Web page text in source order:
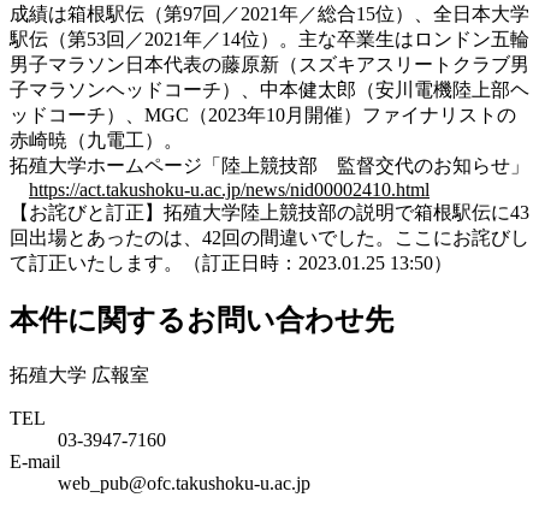
成績は箱根駅伝（第97回／2021年／総合15位）、全日本大学
駅伝（第53回／2021年／14位）。主な卒業生はロンドン五輪
男子マラソン日本代表の藤原新（スズキアスリートクラブ男
子マラソンヘッドコーチ）、中本健太郎（安川電機陸上部ヘ
ッドコーチ）、MGC（2023年10月開催）ファイナリストの
赤崎暁（九電工）。
拓殖大学ホームページ「陸上競技部 監督交代のお知らせ」
https://act.takushoku-u.ac.jp/news/nid00002410.html
【お詫びと訂正】拓殖大学陸上競技部の説明で箱根駅伝に43
回出場とあったのは、42回の間違いでした。ここにお詫びし
て訂正いたします。（訂正日時：2023.01.25 13:50）
本件に関するお問い合わせ先
拓殖大学 広報室
TEL
03-3947-7160
E-mail
web_pub@ofc.takushoku-u.ac.jp